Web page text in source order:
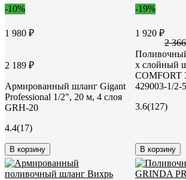
-10%
1 980 ₽
2 189 ₽
Армированный шланг Gigant
Professional 1/2", 20 м, 4 слоя
GRH-20
4.4(17)
В корзину
-19%
1 920 ₽
2
х слойный
COMFORT
429003-1/2-
3.6(127)
В корзину